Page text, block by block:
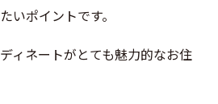
いポイントです。
ィネートがとても魅力的なお住